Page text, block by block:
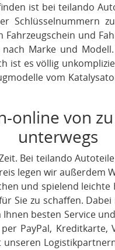
ist bei teilando
und
Marke und
ist es völlig
vom
online von
unterwegs
Bei teilando
legen wir außerdem
und spielend
Sie zu schaffen.
besten Service
PayPal,